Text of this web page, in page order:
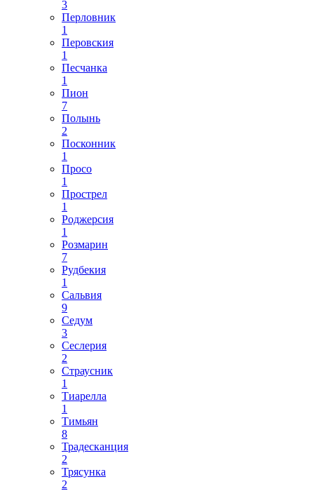
3
Перловник
1
Перовския
1
Песчанка
1
Пион
7
Полынь
2
Посконник
1
Просо
1
Прострел
1
Роджерсия
1
Розмарин
7
Рудбекия
1
Сальвия
9
Седум
3
Сеслерия
2
Страусник
1
Тиарелла
1
Тимьян
8
Традесканция
2
Трясунка
2